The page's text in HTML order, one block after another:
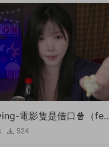
電影隻是借口🍿（fea
影片）
524